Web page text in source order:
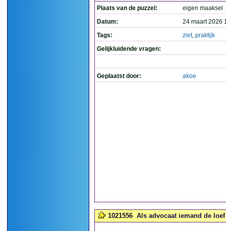
Plaats van de puzzel:
eigen maaksel
Datum:
24 maart 2026
Tags:
ziet, praktijk
Gelijkluidende vragen:
Geplaatst door: akoe
1021556 Als advocaat iemand de loef